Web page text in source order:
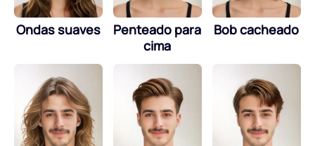
Ondas suaves
Penteado para
cima
Bob cacheado